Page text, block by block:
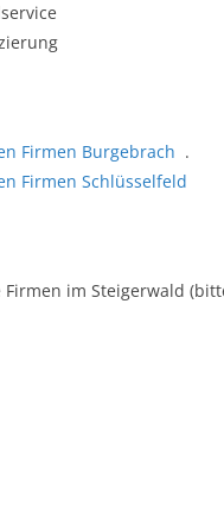
Firmen Burgebrach .
Firmen Schlüsselfeld
Firmen im Steigerwald